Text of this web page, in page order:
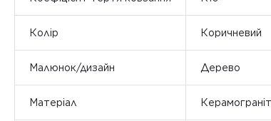
Колір Коричневий
Малюнок/дизайн Дерево
Матеріал Керамограніт